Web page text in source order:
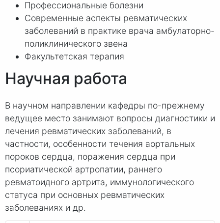
Профессиональные болезни
Современные аспекты ревматических
заболеваний в практике врача амбулаторно-
поликлинического звена
Факультетская терапия
Научная работа
В научном направлении кафедры по-прежнему
ведущее место занимают вопросы диагностики и
лечения ревматических заболеваний, в
частности, особенности течения аортальных
пороков сердца, поражения сердца при
псориатической артропатии, раннего
ревматоидного артрита, иммунологического
статуса при основных ревматических
заболеваниях и др.